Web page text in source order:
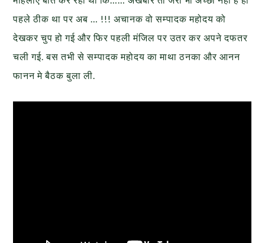
पहले ठीक था पर अब … !!! अचानक वो सम्पादक महोदय को
देखकर चुप हो गई और फिर पहली मंजिल पर उतर कर अपने दफतर
चली गई. बस तभी से सम्पादक महोदय का माथा ठनका और आनन
फानन मे बैठक बुला ली.